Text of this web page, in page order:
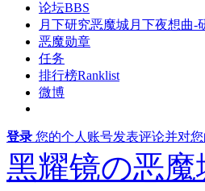
论坛BBS
月下研究恶魔城月下夜想曲-
恶魔勋章
任务
排行榜Ranklist
微博
登录 您的个人账号发表评论并对
黑耀镜の恶魔